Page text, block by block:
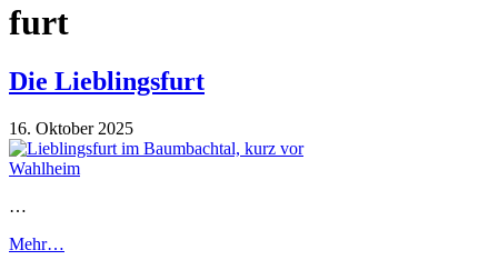
furt
Die Lieblingsfurt
16. Oktober 2025
…
Mehr…